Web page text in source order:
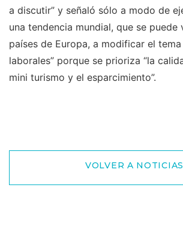
a discutir” y señaló sólo a modo de
una tendencia mundial, que se puede
países de Europa, a modificar el
laborales” porque se prioriza “la
mini turismo y el esparcimiento”.
VOLVER A NOTICIAS